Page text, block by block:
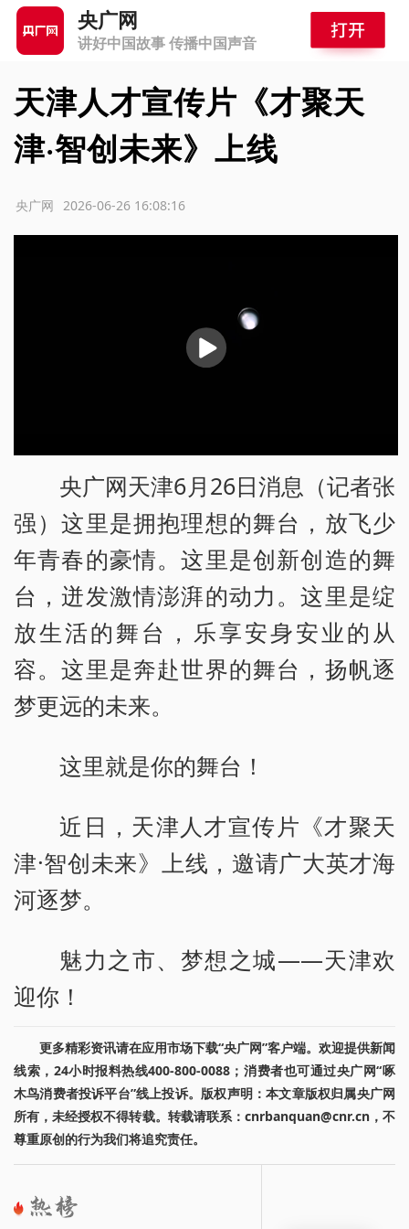
央广网
讲好中国故事 传播中国声音
天津人才宣传片《才聚天
津·智创未来》上线
2026-06-26 16:08:16
央广网
播
放
央广网天津6月26日消息（记者张
强）这里是拥抱理想的舞台，放飞少
年青春的豪情。这里是创新创造的舞
台，迸发激情澎湃的动力。这里是绽
放生活的舞台，乐享安身安业的从
容。这里是奔赴世界的舞台，扬帆逐
梦更远的未来。
这里就是你的舞台！
近日，天津人才宣传片《才聚天
津·智创未来》上线，邀请广大英才海
河逐梦。
魅力之市、梦想之城——天津欢
迎你！
更多精彩资讯请在应用市场下载“央广网”客户端。欢迎提供新闻
线索，24小时报料热线400-800-0088；消费者也可通过央广网“啄
木鸟消费者投诉平台”线上投诉。版权声明：本文章版权归属央广网
所有，未经授权不得转载。转载请联系：cnrbanquan@cnr.cn，不
尊重原创的行为我们将追究责任。